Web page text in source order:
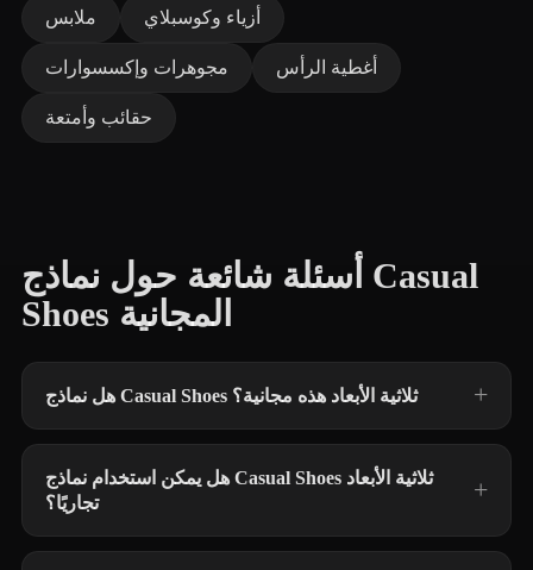
ملابس أزياء وكوسبلاي
مجوهرات وإكسسوارات أغطية الرأس
حقائب وأمتعة
أسئلة شائعة حول نماذج Casual
Shoes المجانية
هل نماذج Casual Shoes ثلاثية الأبعاد هذه مجانية؟
هل يمكن استخدام نماذج Casual Shoes ثلاثية الأبعاد
تجاريًا؟